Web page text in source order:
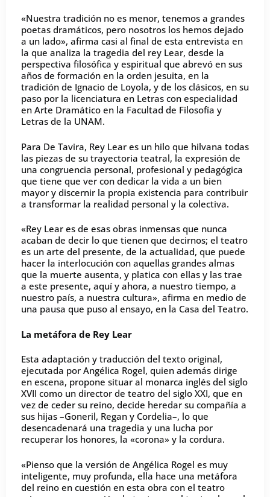
«Nuestra tradición no es menor, tenemos a grandes
poetas dramáticos, pero nosotros los hemos dejado
a un lado», afirma casi al final de esta entrevista en
la que analiza la tragedia del rey Lear, desde la
perspectiva filosófica y espiritual que abrevó en sus
años de formación en la orden jesuita, en la
tradición de Ignacio de Loyola, y de los clásicos, en su
paso por la licenciatura en Letras con especialidad
en Arte Dramático en la Facultad de Filosofía y
Letras de la UNAM.
Para De Tavira, Rey Lear es un hilo que hilvana todas
las piezas de su trayectoria teatral, la expresión de
una congruencia personal, profesional y pedagógica
que tiene que ver con dedicar la vida a un bien
mayor y discernir la propia existencia para contribuir
a transformar la realidad personal y la colectiva.
«Rey Lear es de esas obras inmensas que nunca
acaban de decir lo que tienen que decirnos; el teatro
es un arte del presente, de la actualidad, que puede
hacer la interlocución con aquellas grandes almas
que la muerte ausenta, y platica con ellas y las trae
a este presente, aquí y ahora, a nuestro tiempo, a
nuestro país, a nuestra cultura», afirma en medio de
una pausa que puso al ensayo, en la Casa del Teatro.
La metáfora de Rey Lear
Esta adaptación y traducción del texto original,
ejecutada por Angélica Rogel, quien además dirige
en escena, propone situar al monarca inglés del siglo
XVII como un director de teatro del siglo XXI, que en
vez de ceder su reino, decide heredar su compañía a
sus hijas –Goneril, Regan y Cordelia–, lo que
desencadenará una tragedia y una lucha por
recuperar los honores, la «corona» y la cordura.
«Pienso que la versión de Angélica Rogel es muy
inteligente, muy profunda, ella hace una metáfora
del reino en cuestión en esta obra con el teatro